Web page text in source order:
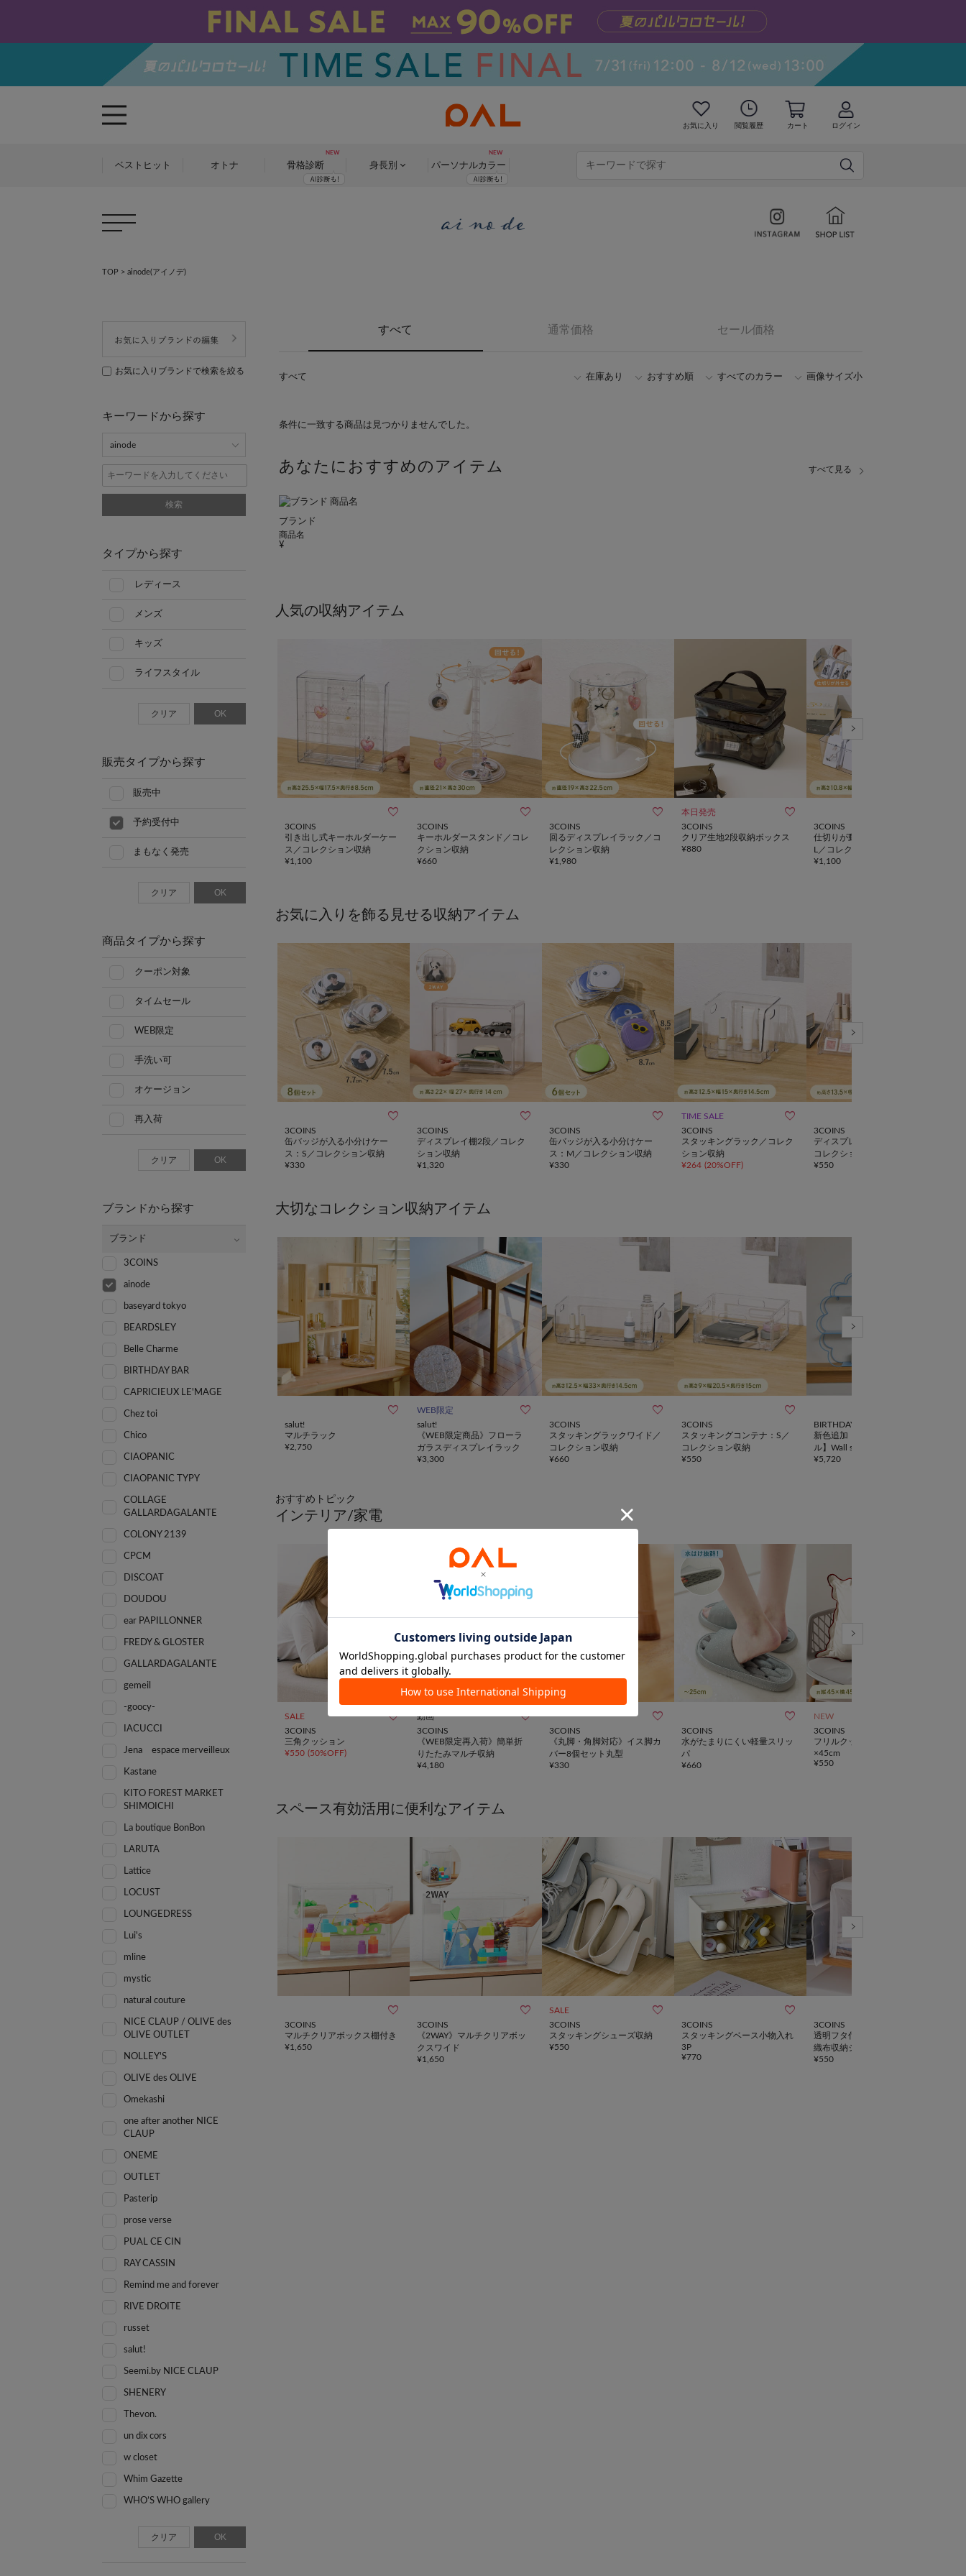
お気に入り 閲覧履歴 カート ログイン
ベストヒット オトナ 骨格診断 身長別 パーソナルカラー
TOP > ainode(アイノデ)
すべて 通常価格 セール価格
すべて 在庫あり おすすめ順 すべてのカラー 画像サイズ小
条件に一致する商品は見つかりませんでした。
あなたにおすすめのアイテム
ブランド
商品名
人気の収納アイテム

3COINS
引き出し式キーホルダーケー
ス／コレクション収納
¥1,100

3COINS
キーホルダースタンド／コレ
クション収納
¥660

3COINS
回るディスプレイラック／コ
レクション収納
¥1,980
本日発売 
3COINS
クリア生地2段収納ボックス
¥880
3COINS
仕切りが動くカードケース：
L／コレクション収納
¥1,100
お気に入りを飾る見せる収納アイテム

3COINS
缶バッジが入る小分けケー
ス：S／コレクション収納
¥330

3COINS
ディスプレイ棚2段／コレク
ション収納
¥1,320

3COINS
缶バッジが入る小分けケー
ス：M／コレクション収納
¥330
TIME SALE 
3COINS
スタッキングラック／コレク
ション収納
¥264 (20%OFF)
3COINS
ディスプレイスタンド5段／
コレクション収納
¥550
大切なコレクション収納アイテム

salut!
マルチラック
¥2,750
WEB限定 
salut!
《WEB限定商品》フローラ
ガラスディスプレイラック
¥3,300

3COINS
スタッキングラックワイド／
コレクション収納
¥660

3COINS
スタッキングコンテナ：S／
コレクション収納
¥550
BIRTHDAY BAR
新色追加！【SAHIR サヒー
ル】Wall shelf flower
¥5,720
おすすめトピック
インテリア/家電
SALE 
3COINS
三角クッション
¥550 (50%OFF)
動画 
3COINS
《WEB限定再入荷》簡単折
りたたみマルチ収納
¥4,180

3COINS
《丸脚・角脚対応》イス脚カ
バー8個セット丸型
¥330

3COINS
水がたまりにくい軽量スリッ
パ
¥660
NEW
3COINS
フリルクッションカバー：45
×45cm
¥550
スペース有効活用に便利なアイテム

3COINS
マルチクリアボックス棚付き
¥1,650

3COINS
《2WAY》マルチクリアボッ
クスワイド
¥1,650
SALE 
3COINS
スタッキングシューズ収納
¥550

3COINS
スタッキングベース小物入れ
3P
¥770
3COINS
透明フタ付き前開きBOX／不
織布収納シリーズ
¥550
お気に入りブランドで検索を絞る
キーワードから探す
検索
タイプから探す
レディース
メンズ
キッズ
ライフスタイル
クリア OK
販売タイプから探す
販売中
予約受付中
まもなく発売
クリア OK
商品タイプから探す
クーポン対象
タイムセール
WEB限定
手洗い可
オケージョン
再入荷
クリア OK
ブランドから探す
ブランド
3COINS
ainode
baseyard tokyo
BEARDSLEY
Belle Charme
BIRTHDAY BAR
CAPRICIEUX LE'MAGE
Chez toi
Chico
CIAOPANIC
CIAOPANIC TYPY
COLLAGE
GALLARDAGALANTE
COLONY 2139
CPCM
DISCOAT
DOUDOU
ear PAPILLONNER
FREDY & GLOSTER
GALLARDAGALANTE
gemeil
-goocy-
IACUCCI
Jena espace merveilleux
Kastane
KITO FOREST MARKET
SHIMOICHI
La boutique BonBon
LARUTA
Lattice
LOCUST
LOUNGEDRESS
Lui's
mline
mystic
natural couture
NICE CLAUP / OLIVE des
OLIVE OUTLET
NOLLEY'S
OLIVE des OLIVE
Omekashi
one after another NICE
CLAUP
ONEME
OUTLET
Pasterip
prose verse
PUAL CE CIN
RAY CASSIN
Remind me and forever
RIVE DROITE
russet
salut!
Seemi.by NICE CLAUP
SHENERY
Thevon.
un dix cors
w closet
Whim Gazette
WHO’S WHO gallery
クリア OK